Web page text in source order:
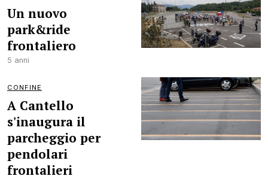
Un nuovo
park&ride
frontaliero
5 anni
CONFINE
A Cantello
s'inaugura il
parcheggio per
pendolari
frontalieri